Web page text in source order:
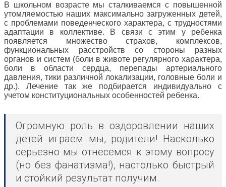
В школьном возрасте мы сталкиваемся с повышенной
утомляемостью наших максимально загруженных детей,
с проблемами поведенческого характера, с трудностями
адаптации в коллективе. В связи с этим у ребенка
появляется множество страхов, комплексов,
функциональных расстройств со стороны разных
органов и систем (боли в животе регулярного характера,
боли в области сердца, перепады артериального
давления, тики различной локализации, головные боли и
др.). Лечение так же подбирается индивидуально с
учетом конституциональных особенностей ребенка.
Огромную роль в оздоровлении наших
детей играем мы, родители! Насколько
серьезно мы отнесемся к этому вопросу
(но без фанатизма!), настолько быстрый
и стойкий результат получим.